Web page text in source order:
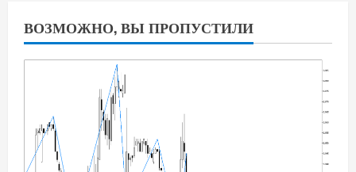
ВОЗМОЖНО, ВЫ ПРОПУСТИЛИ